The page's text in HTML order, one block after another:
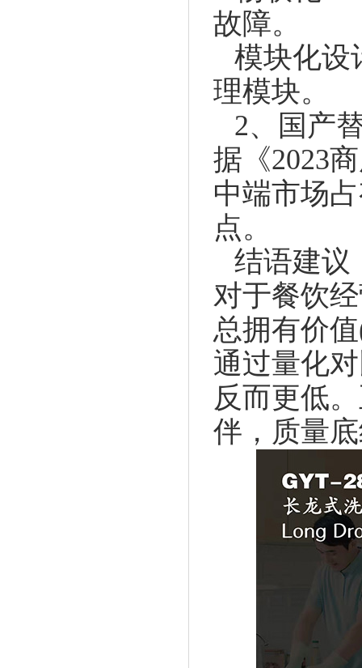
故障。
模块化设
理模块。
2、国产
据《2023
中端市场
点。
结语建议
对于餐饮
总拥有价
通过量化
反而更低
伴，质量